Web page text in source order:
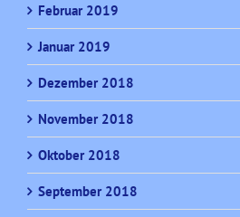
Februar 2019
Januar 2019
Dezember 2018
November 2018
Oktober 2018
September 2018